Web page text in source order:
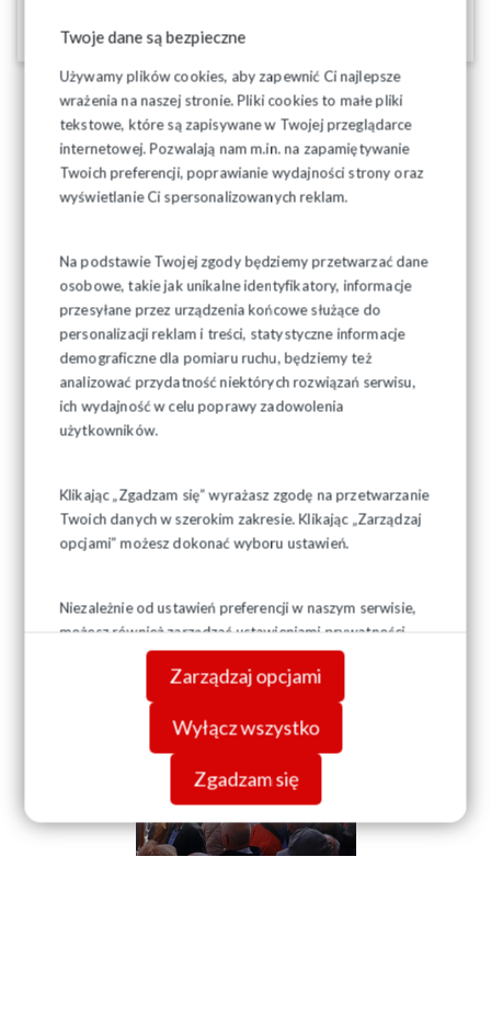
Twoje dane są bezpieczne
Używamy plików cookies, aby zapewnić Ci najlepsze
wrażenia na naszej stronie. Pliki cookies to małe pliki
tekstowe, które są zapisywane w Twojej przeglądarce
internetowej. Pozwalają nam m.in. na zapamiętywanie
Twoich preferencji, poprawianie wydajności strony oraz
wyświetlanie Ci spersonalizowanych reklam.
Na podstawie Twojej zgody będziemy przetwarzać dane
osobowe, takie jak unikalne identyfikatory, informacje
przesyłane przez urządzenia końcowe służące do
personalizacji reklam i treści, statystyczne informacje
demograficzne dla pomiaru ruchu, będziemy też
analizować przydatność niektórych rozwiązań serwisu,
ich wydajność w celu poprawy zadowolenia
użytkowników.
Klikając „Zgadzam się” wyrażasz zgodę na przetwarzanie
Twoich danych w szerokim zakresie. Klikając „Zarządzaj
opcjami” możesz dokonać wyboru ustawień.
Niezależnie od ustawień preferencji w naszym serwisie,
możesz również zarządzać ustawieniami prywatności
swojej przeglądarki. Więcej informacji o przetwarzaniu
danych znajdziesz wPolityce prywatności.
Zarządzaj opcjami
Wyłącz wszystko
Zgadzam się
26-05-2025